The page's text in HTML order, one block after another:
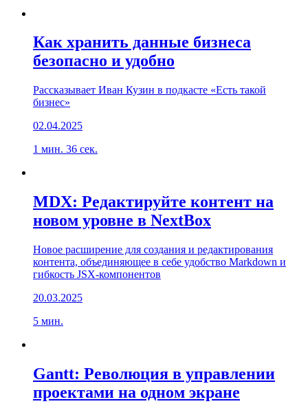
Как хранить данные бизнеса
безопасно и удобно
Рассказывает Иван Кузин в подкасте «Есть такой
бизнес»
02.04.2025
1 мин. 36 сек.
MDX: Редактируйте контент на
новом уровне в NextBox
Новое расширение для создания и редактирования
контента, объединяющее в себе удобство Markdown и
гибкость JSX-компонентов
20.03.2025
5 мин.
Gantt: Революция в управлении
проектами на одном экране